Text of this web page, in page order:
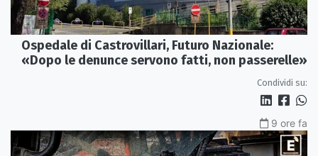
Ospedale di Castrovillari, Futuro Nazionale:
«Dopo le denunce servono fatti, non passerelle»
Condividi su:
9 ore fa